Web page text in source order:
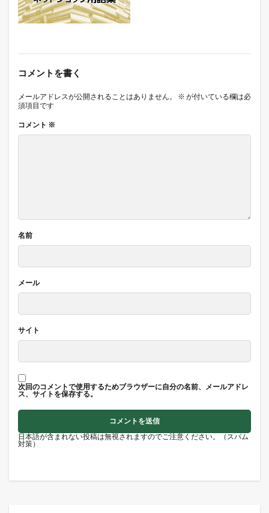
コメントを書く
メールアドレスが公開されることはありません。 ※ が付いている欄は必
須項目です
コメント ※
名前
メール
サイト
次回のコメントで使用するためブラウザーに自分の名前、メールアドレ
ス、サイトを保存する。
日本語が含まれない投稿は無視されますのでご注意ください。（スパム
対策）